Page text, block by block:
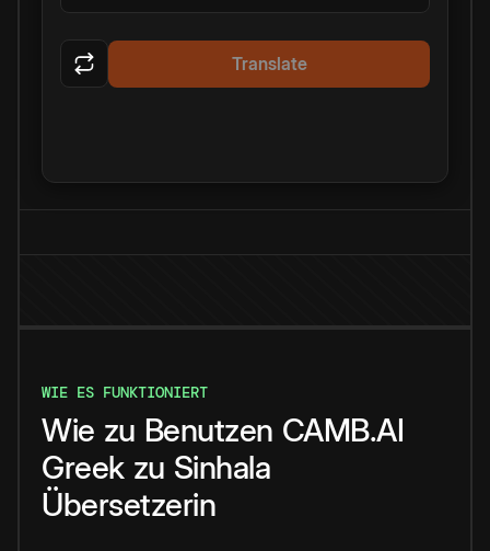
Translate
WIE ES FUNKTIONIERT
Wie zu Benutzen CAMB.AI
Greek zu Sinhala
Übersetzerin